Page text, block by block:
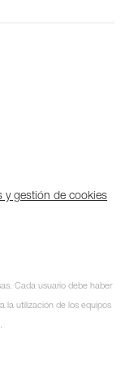
de su parque de
y gestión de cookies
Cada usuario debe haber
la utilización de los equipos